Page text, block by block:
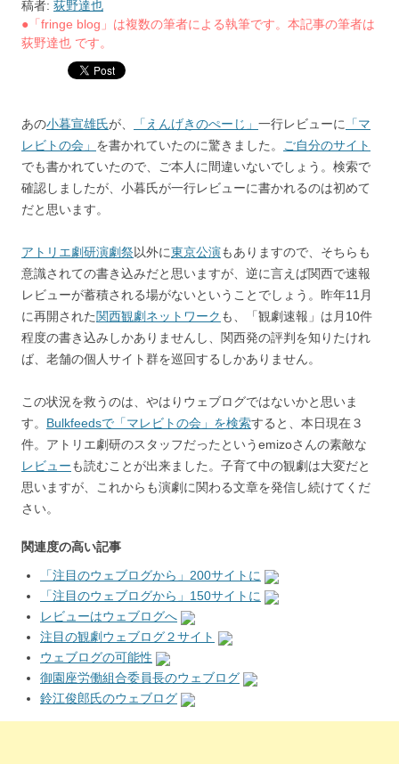
稿者: 荻野達也
●「fringe blog」は複数の筆者による執筆です。本記事の筆者は
荻野達也 です。
あの小暮宣雄氏が、 「えんげきのぺーじ」 一行レビューに 「マ
レビトの会」 を書かれていたのに驚きました。 ご自分のサイト
でも書かれていたので、ご本人に間違いないでしょう。検索で
確認しましたが、小暮氏が一行レビューに書かれるのは初めて
だと思います。
アトリエ劇研演劇祭以外に東京公演もありますので、そちらも
意識されての書き込みだと思いますが、逆に言えば関西で速報
レビューが蓄積される場がないということでしょう。昨年11月
に再開された関西観劇ネットワーク も、「観劇速報」は月10件
程度の書き込みしかありませんし、関西発の評判を知りたけれ
ば、老舗の個人サイト群を巡回するしかありません。
この状況を救うのは、やはりウェブログではないかと思いま
す。 Bulkfeedsで「マレビトの会」を検索すると、本日現在３
件。アトリエ劇研のスタッフだったというemizoさんの素敵な
レビューも読むことが出来ました。子育て中の観劇は大変だと
思いますが、これからも演劇に関わる文章を発信し続けてくだ
さい。
関連度の高い記事
「注目のウェブログから」200サイトに
「注目のウェブログから」150サイトに
レビューはウェブログへ
注目の観劇ウェブログ２サイト
ウェブログの可能性
御園座労働組合委員長のウェブログ
鈴江俊郎氏のウェブログ